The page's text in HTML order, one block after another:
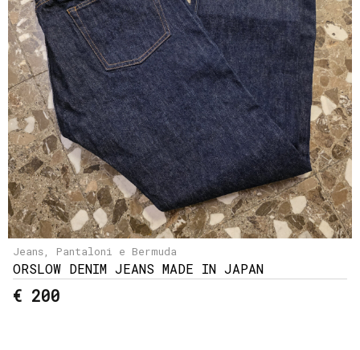
resi
Metodi
di
pagamento
Privacy
Policy
Il
mio
account
Jeans, Pantaloni e Bermuda
ORSLOW DENIM JEANS MADE IN JAPAN
€ 200